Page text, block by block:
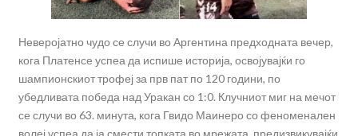
Неверојатно чудо се случи во Аргентина предходната вечер,
кога Платенсе успеа да испише историја, освојувајќи го
шампионскиот трофеј за прв пат по 120 години, по
убедливата победа над Уракан со 1:0. Клучниот миг на мечот
се случи во 63. минута, кога Гвидо Маинеро со феноменален